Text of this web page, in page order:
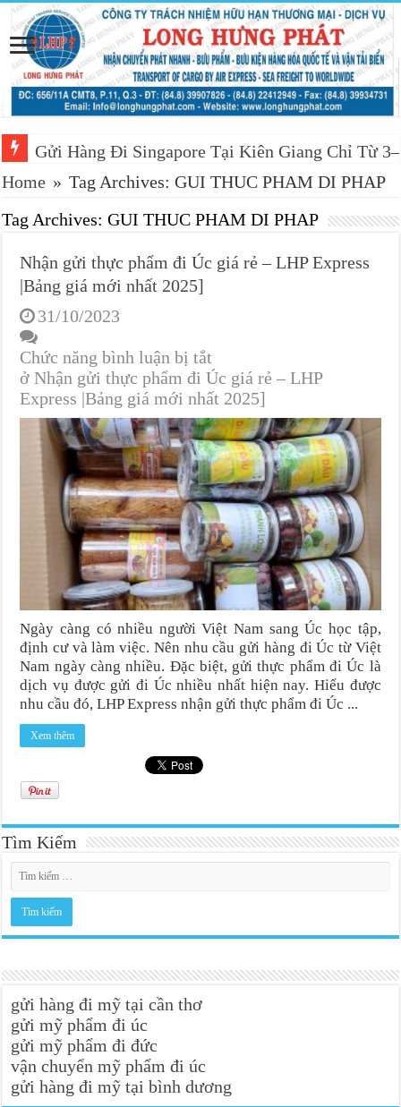
Gửi Hàng Đi Singapore Tại Kiên Giang Chỉ Từ
Home » Tag Archives: GUI THUC PHAM DI PHAP
Tag Archives:GUI THUC PHAM DI PHAP
Nhận gửi thực phẩm đi Úc giá rẻ – LHP Express
|Bảng giá mới nhất 2025]
31/10/2023
Chức năng bình luận bị tắt
ở Nhận gửi thực phẩm đi Úc giá rẻ – LHP
Express |Bảng giá mới nhất 2025]
Ngày càng có nhiều người Việt Nam sang Úc học tập,
định cư và làm việc. Nên nhu cầu gửi hàng đi Úc từ Việt
Nam ngày càng nhiều. Đặc biệt, gửi thực phẩm đi Úc là
dịch vụ được gửi đi Úc nhiều nhất hiện nay. Hiểu được
nhu cầu đó, LHP Express nhận gửi thực phẩm đi Úc ...
Xem thêm
Tìm Kiếm
gửi hàng đi mỹ tại cần thơ
gửi mỹ phẩm đi úc
gửi mỹ phẩm đi đức
vận chuyển mỹ phẩm đi úc
gửi hàng đi mỹ tại bình dương